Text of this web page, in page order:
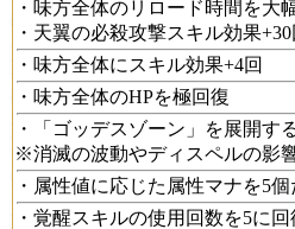
・味方全体のリロード時間を大
・天翼の必殺攻撃スキル効果+30
・味方全体にスキル効果+4回
・味方全体のHPを極回復
・「ゴッデスゾーン」を展開す
※消滅の波動やディスペルの影
・属性値に応じた属性マナを5個
・覚醒スキルの使用回数を5に回